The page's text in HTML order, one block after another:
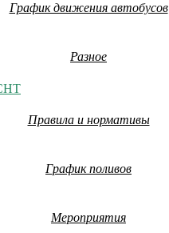
График движения автобусов
Разное
Правила и нормативы
График поливов
Мероприятия